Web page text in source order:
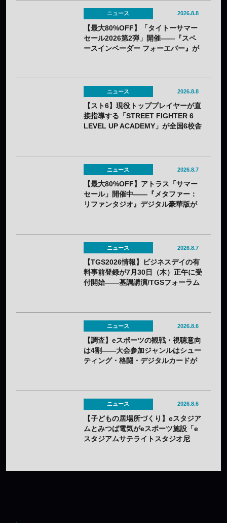
ニュース 2026.8.8
【最大80%OFF】「タイトーサマー
セール2026第2弾」開催——『スペ
ースインベーダー フォーエバー』が
ニュース 2026.8.8
【スト6】現役トッププレイヤーが直
接指導する「STREET FIGHTER 6
LEVEL UP ACADEMY」が全国6校舎
ニュース 2026.8.7
【最大80%OFF】アトラス「サマー
セール」開催中——『メタファー：
リファンタジオ』デジタル豪華版が
ニュース 2026.8.7
【TGS2026情報】ビジネスデイの有
料事前登録が7月30日（木）正午に受
付開始——基調講演/TGSフォーラム
ニュース 2026.8.6
【調査】eスポーツの観戦・視聴意向
は4割——大会参加ジャンルはシュー
ティング・格闘・デジタルカードが
ニュース 2026.8.6
【子どもの居場所づくり】eスタジア
ムとみつば電気がeスポーツ施設「e
スタジアムサテライトスタジオ尼